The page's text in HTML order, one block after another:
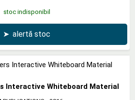
stoc indisponibil
➤ alertă stoc
Interactive Whiteboard Material